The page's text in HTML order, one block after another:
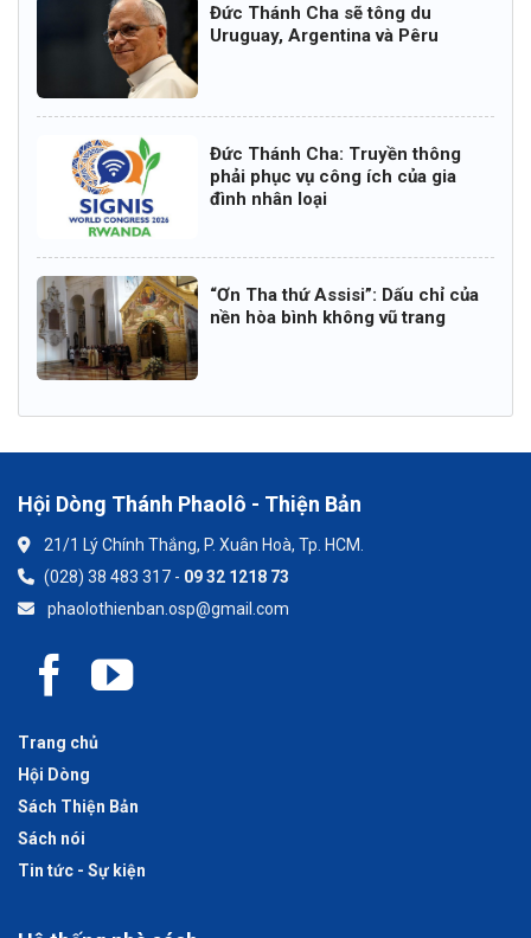
Đức Thánh Cha sẽ tông du
Uruguay, Argentina và Pêru
Đức Thánh Cha: Truyền thông
phải phục vụ công ích của gia
đình nhân loại
“Ơn Tha thứ Assisi”: Dấu chỉ của
nền hòa bình không vũ trang
Hội Dòng Thánh Phaolô - Thiện Bản
21/1 Lý Chính Thắng, P. Xuân Hoà, Tp. HCM.
(028) 38 483 317 - 09 32 1218 73
phaolothienban.osp@gmail.com
Trang chủ
Hội Dòng
Sách Thiện Bản
Sách nói
Tin tức - Sự kiện